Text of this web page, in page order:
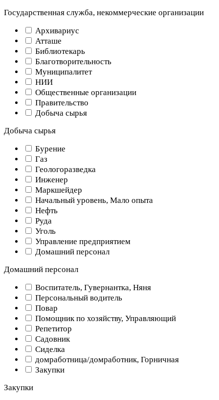
Государственная служба, некоммерческие организации
Архивариус
Атташе
Библиотекарь
Благотворительность
Муниципалитет
НИИ
Общественные организации
Правительство
Добыча сырья
Добыча сырья
Бурение
Газ
Геологоразведка
Инженер
Маркшейдер
Начальный уровень, Мало опыта
Нефть
Руда
Уголь
Управление предприятием
Домашний персонал
Домашний персонал
Воспитатель, Гувернантка, Няня
Персональный водитель
Повар
Помощник по хозяйству, Управляющий
Репетитор
Садовник
Сиделка
домработница/домработник, Горничная
Закупки
Закупки